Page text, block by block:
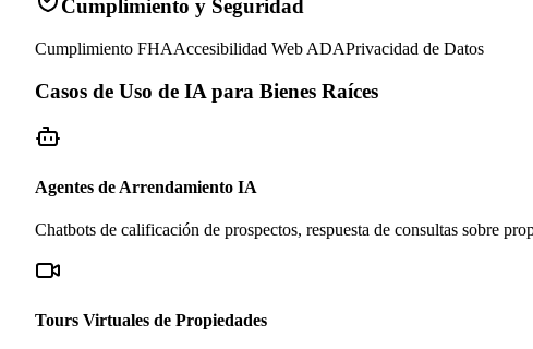
Cumplimiento y Seguridad
Cumplimiento FHAAccesibilidad Web ADAPrivacidad de Datos
Casos de Uso de IA para Bienes Raíces
Agentes de Arrendamiento IA
Chatbots de calificación de prospectos, respuesta de consultas sobre
Tours Virtuales de Propiedades